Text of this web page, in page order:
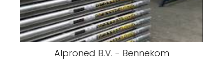
Alproned B.V. - Bennekom